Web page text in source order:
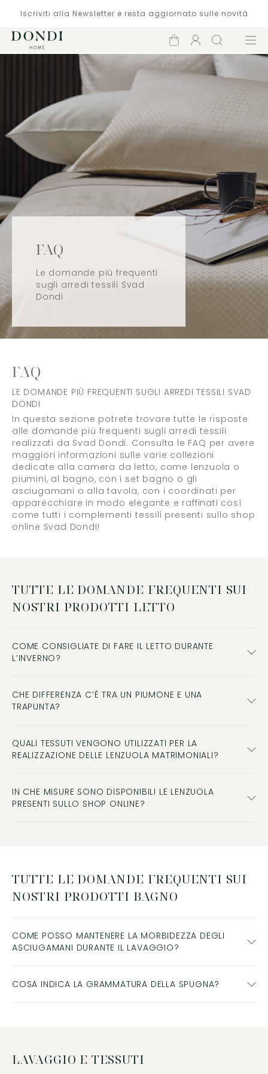
Iscriviti alla Newsletter e resta aggiornato sulle novità
Carrello
Account
Cerca Menù
FAQ
Le domande più frequenti
sugli arredi tessili Svad
Dondi
FAQ
LE DOMANDE PIÙ FREQUENTI SUGLI ARREDI TESSILI SVAD
DONDI
In questa sezione potrete trovare tutte le risposte
alle domande più frequenti sugli arredi tessili
realizzati da Svad Dondi. Consulta le FAQ per avere
maggiori informazioni sulle varie collezioni
dedicate alla camera da letto, come lenzuola o
piumini, al bagno, con i set bagno o gli
asciugamani o alla tavola, con i coordinati per
apparecchiare in modo elegante e raffinati così
come tutti i complementi tessili presenti sullo shop
online Svad Dondi!
TUTTE LE DOMANDE FREQUENTI SUI
NOSTRI PRODOTTI LETTO
COME CONSIGLIATE DI FARE IL LETTO DURANTE
L’INVERNO?
CHE DIFFERENZA C’È TRA UN PIUMONE E UNA
TRAPUNTA?
QUALI TESSUTI VENGONO UTILIZZATI PER LA
REALIZZAZIONE DELLE LENZUOLA MATRIMONIALI?
IN CHE MISURE SONO DISPONIBILI LE LENZUOLA
PRESENTI SULLO SHOP ONLINE?
TUTTE LE DOMANDE FREQUENTI SUI
NOSTRI PRODOTTI BAGNO
COME POSSO MANTENERE LA MORBIDEZZA DEGLI
ASCIUGAMANI DURANTE IL LAVAGGIO?
COSA INDICA LA GRAMMATURA DELLA SPUGNA?
LAVAGGIO E TESSUTI